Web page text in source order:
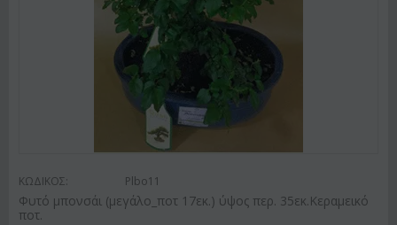
ΚΩΔΙΚΟΣ: Plbo11
Φυτό μπονσάι (μεγάλο_ποτ 17εκ.) ύψος περ. 35εκ.Κεραμεικό
ποτ.